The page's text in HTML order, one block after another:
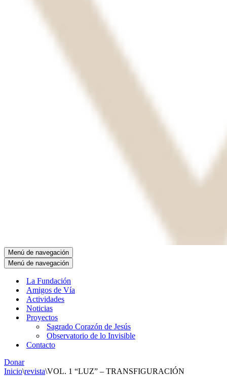
Menú de navegación
Menú de navegación
La Fundación
Amigos de Vía
Actividades
Noticias
Proyectos
Sagrado Corazón de Jesús
Observatorio de lo Invisible
Contacto
Donar
Inicio\revista\VOL. 1 “LUZ” – TRANSFIGURACIÓN